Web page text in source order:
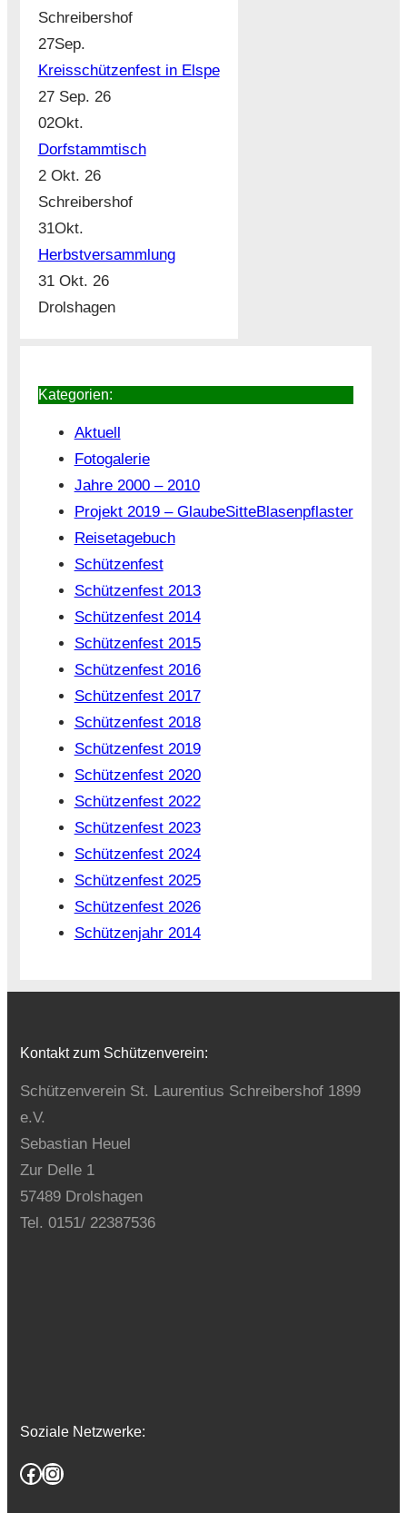
Schreibershof
27Sep.
Kreisschützenfest in Elspe
27 Sep. 26
02Okt.
Dorfstammtisch
2 Okt. 26
Schreibershof
31Okt.
Herbstversammlung
31 Okt. 26
Drolshagen
Kategorien:
Aktuell
Fotogalerie
Jahre 2000 – 2010
Projekt 2019 – GlaubeSitteBlasenpflaster
Reisetagebuch
Schützenfest
Schützenfest 2013
Schützenfest 2014
Schützenfest 2015
Schützenfest 2016
Schützenfest 2017
Schützenfest 2018
Schützenfest 2019
Schützenfest 2020
Schützenfest 2022
Schützenfest 2023
Schützenfest 2024
Schützenfest 2025
Schützenfest 2026
Schützenjahr 2014
Kontakt zum Schützenverein:
Schützenverein St. Laurentius Schreibershof 1899
e.V.
Sebastian Heuel
Zur Delle 1
57489 Drolshagen
Tel. 0151/ 22387536
Soziale Netzwerke:
Facebook Instagram